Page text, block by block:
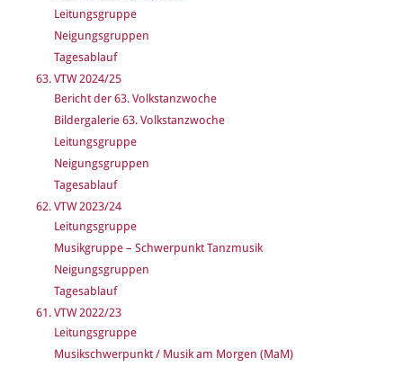
Leitungsgruppe
Neigungsgruppen
Tagesablauf
63. VTW 2024/25
Bericht der 63. Volkstanzwoche
Bildergalerie 63. Volkstanzwoche
Leitungsgruppe
Neigungsgruppen
Tagesablauf
62. VTW 2023/24
Leitungsgruppe
Musikgruppe – Schwerpunkt Tanzmusik
Neigungsgruppen
Tagesablauf
61. VTW 2022/23
Leitungsgruppe
Musikschwerpunkt / Musik am Morgen (MaM)